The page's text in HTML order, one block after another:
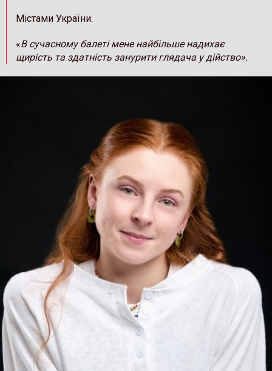
Містами України.
«В сучасному балеті мене найбільше надихає
щирість та здатність занурити глядача у дійство».